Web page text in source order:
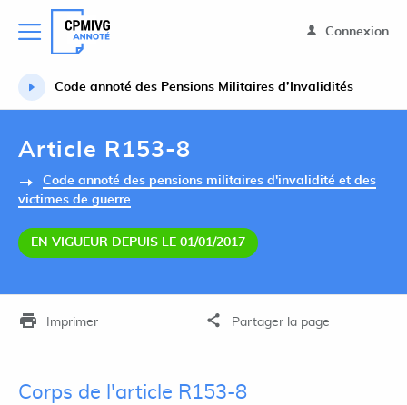
Connexion
Code annoté des Pensions Militaires d’Invalidités
Article R153-8
Code annoté des pensions militaires d'invalidité et des
victimes de guerre
EN VIGUEUR DEPUIS LE 01/01/2017
Imprimer Partager la page
Corps de l'article R153-8